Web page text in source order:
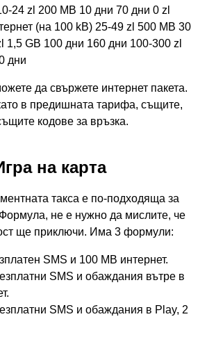
24 zl 200 MB 10 дни 70 дни 0 zl
(на 100 kB) 25-49 zl 500 MB 30
1,5 GB 100 дни 160 дни 100-300 zl
дни
да свържете интернет пакета.
в предишната тарифа, същите,
кодове за връзка.
на карта
такса е по-подходяща за
не е нужно да мислите, че
ще приключи. Има 3 формули:
SMS и 100 MB интернет.
SMS и обаждания вътре в
SMS и обаждания в Play, 2